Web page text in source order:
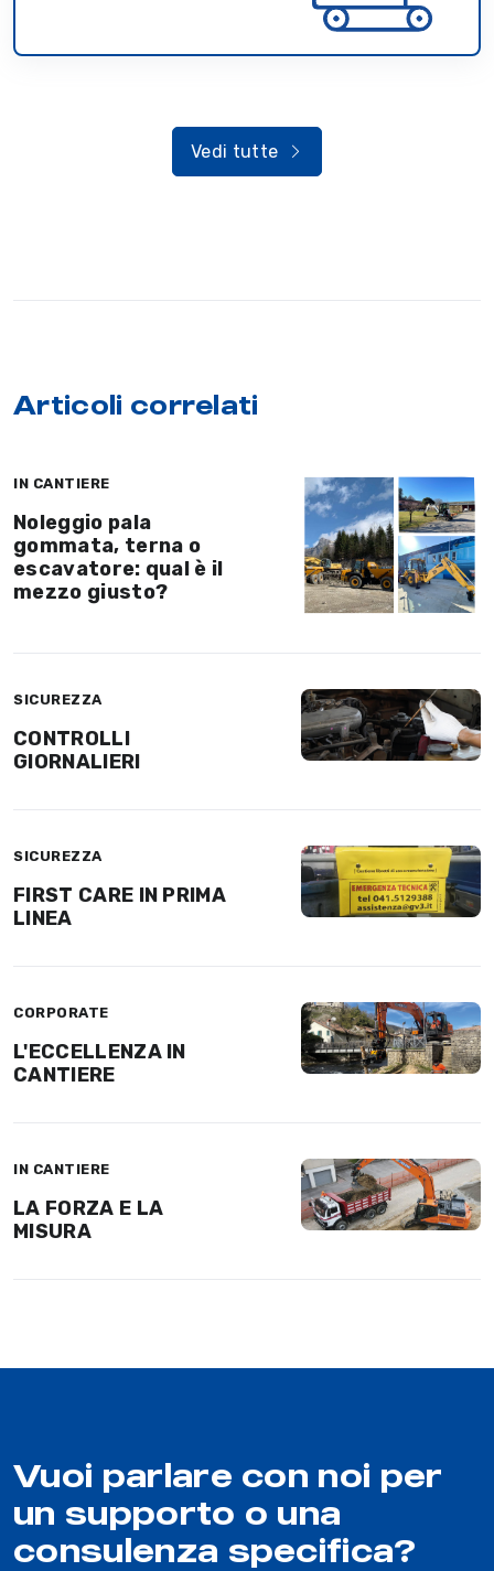
Vedi tutte
Articoli correlati
IN CANTIERE
Noleggio pala
gommata, terna o
escavatore: qual è il
mezzo giusto?
SICUREZZA
CONTROLLI
GIORNALIERI
SICUREZZA
FIRST CARE IN PRIMA
LINEA
CORPORATE
L'ECCELLENZA IN
CANTIERE
IN CANTIERE
LA FORZA E LA
MISURA
Vuoi parlare con noi per
un supporto o una
consulenza specifica?